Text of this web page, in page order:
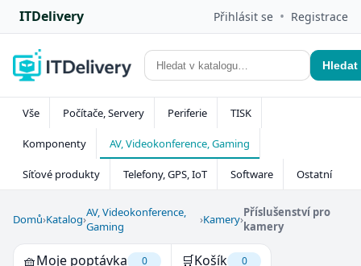
ITDelivery Přihlásit se • Registrace
Hledat
Vše Počítače, Servery Periferie TISK
Komponenty AV, Videokonference, Gaming
Síťové produkty Telefony, GPS, IoT Software Ostatní
Domů›Katalog›AV, Videokonference,
Gaming
›Kamery›Příslušenství pro
kamery
🧺Moje poptávka 0 🛒Košík 0